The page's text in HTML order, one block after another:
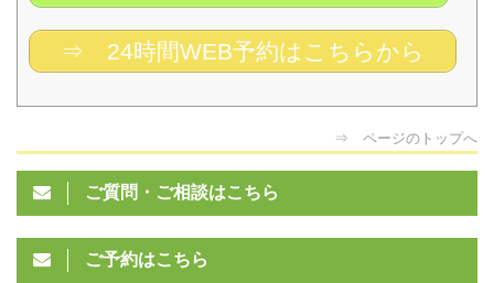
⇒ 24時間WEB予約はこちらから
⇒ ページのトップへ
ご質問・ご相談はこちら
ご予約はこちら